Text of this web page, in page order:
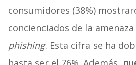
consumidores (38%)
concienciados de la
phishing. Esta cifra se ha